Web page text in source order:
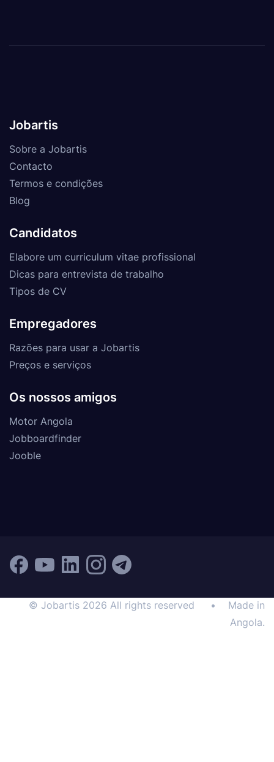
Jobartis
Sobre a Jobartis
Contacto
Termos e condições
Blog
Candidatos
Elabore um curriculum vitae profissional
Dicas para entrevista de trabalho
Tipos de CV
Empregadores
Razões para usar a Jobartis
Preços e serviços
Os nossos amigos
Motor Angola
Jobboardfinder
Jooble
© Jobartis 2026 All rights reserved •
Made in
Angola.